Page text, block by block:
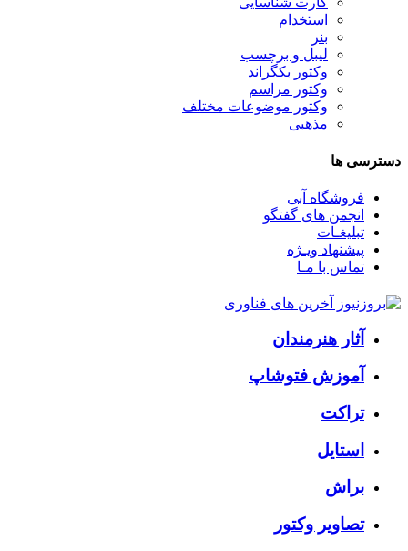
استخدام
بنر
لیبل و برچسب
وکتور بکگراند
وکتور مراسم
وکتور موضوعات مختلف
مذهبی
دسترسی ها
فروشگاه آبی
انجمن های گفتگو
تبلیغـات
پیشنهاد ویـژه
تماس با مـا
آثار هنرمندان
آموزش فتوشاپ
تراکت
استایل
براش
تصاویر وکتور